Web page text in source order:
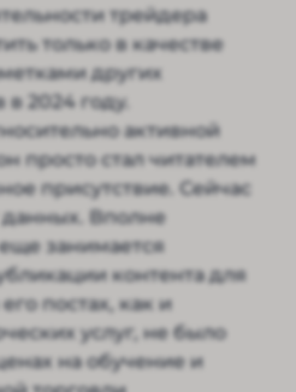
трейдера
только в качестве
других
2024 году.
активной
просто стал читателем
присутствие. Сейчас
данных. Вполне
занимается
контента для
постах, как и
услуг, не было
на обучение и